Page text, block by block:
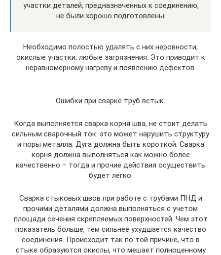
участки деталей, предназначенных к соединению,
не были хорошо подготовлены.
Необходимо полостью удалять с них неровности,
окислые участки, любые загрязнения. Это приводит к
неравномерному нагреву и появлению дефектов.
Ошибки при сварке труб встык.
Когда выполняется сварка корня шва, не стоит делать
сильным сварочный ток: это может нарушить структуру
и поры металла. Дуга должна быть короткой. Сварка
корня должна выполняться как можно более
качественно – тогда и прочие действия осуществить
будет легко.
Сварка стыковых швов при работе с трубами ПНД и
прочими деталями должна выполняться с учетом
площади сечения скрепляемых поверхностей. Чем этот
показатель больше, тем сильнее ухудшается качество
соединения. Происходит так по той причине, что в
стыке образуются окислы, что мешает полноценному